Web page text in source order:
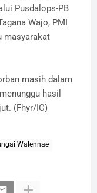
Pusdalops-PB
Wajo, PMI
masyarakat
masih dalam
hasil
(Fhyr/IC)
Walennae